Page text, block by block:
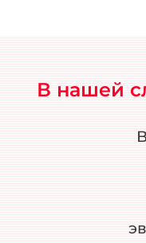
В нашей